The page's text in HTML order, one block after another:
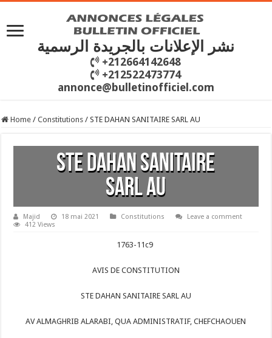
نشر الإعلانات بالجريدة الرسمية
+212664142648
+212522473774
annonce@bulletinofficiel.com
Home / Constitutions / STE DAHAN SANITAIRE SARL AU
STE DAHAN SANITAIRE
SARL AU
Majid 18 mai 2021 Constitutions
Leave a comment
412 Views
1763-11c9
AVIS DE CONSTITUTION
STE DAHAN SANITAIRE SARL AU
AV ALMAGHRIB ALARABI, QUA ADMINISTRATIF, CHEFCHAOUEN